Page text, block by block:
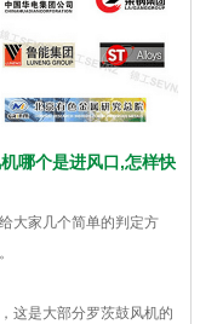
哪个是进风口,怎样快
大家几个简单的判定方
是大部分罗茨鼓风机的